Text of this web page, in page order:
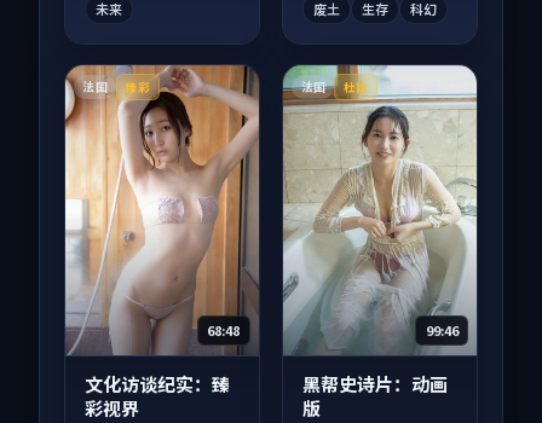
未来 废土 生存 科幻
法国 臻彩
68:48
文化访谈纪实：臻
彩视界
法国 杜比
99:46
黑帮史诗片：动画
版